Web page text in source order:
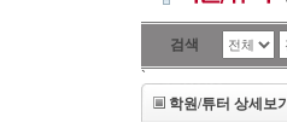
검색
`
학원/튜터 상세보기